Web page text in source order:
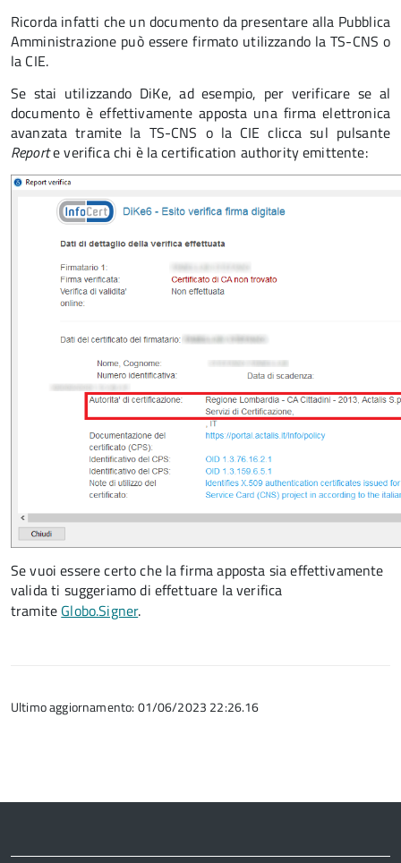
Ricorda infatti che un documento da presentare alla Pubblica
Amministrazione può essere firmato utilizzando la TS-CNS o
la CIE.
Se stai utilizzando DiKe, ad esempio, per verificare se al
documento è effettivamente apposta una firma elettronica
avanzata tramite la TS-CNS o la CIE clicca sul pulsante
Reporte verifica chi è la certification authority emittente:
Se vuoi essere certo che la firma apposta sia effettivamente
valida ti suggeriamo di effettuare la verifica
tramite Globo.Signer.
Ultimo aggiornamento: 01/06/2023 22:26.16